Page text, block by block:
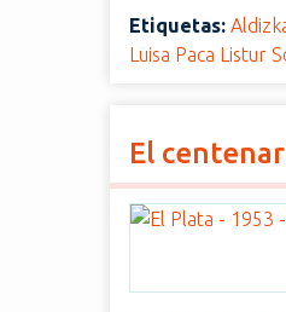
Etiquetas:
Luisa Paca Listur
El